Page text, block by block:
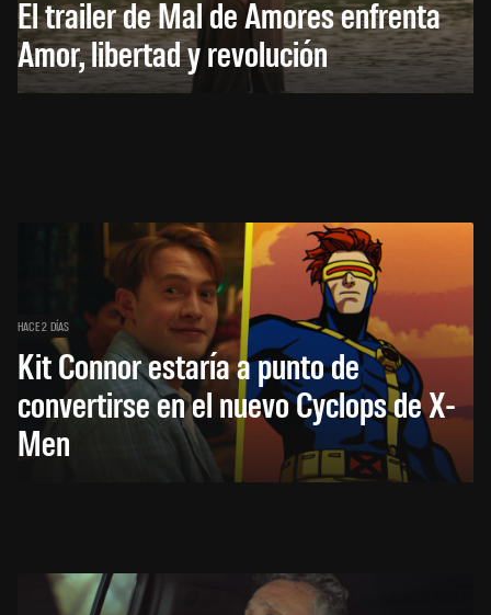
El trailer de Mal de Amores enfrenta
Amor, libertad y revolución
HACE 2 DÍAS
Kit Connor estaría a punto de
convertirse en el nuevo Cyclops de X-
Men